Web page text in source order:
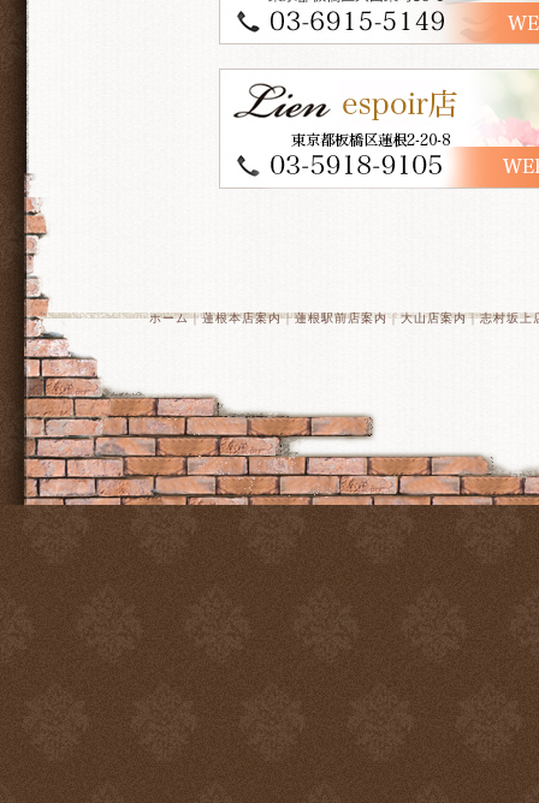
ホーム｜蓮根本店案内｜蓮根駅前店案内｜大山店案内｜志村坂上